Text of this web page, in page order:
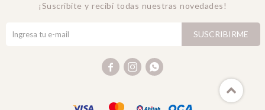
¡Suscribite y recibí todas nuestras novedades!
SUSCRIBIRME
  